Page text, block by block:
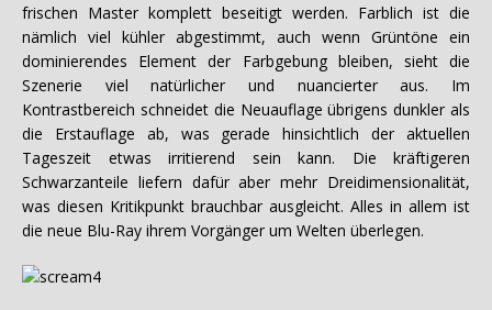
frischen Master komplett beseitigt werden. Farblich ist die
nämlich viel kühler abgestimmt, auch wenn Grüntöne ein
dominierendes Element der Farbgebung bleiben, sieht die
Szenerie viel natürlicher und nuancierter aus. Im
Kontrastbereich schneidet die Neuauflage übrigens dunkler als
die Erstauflage ab, was gerade hinsichtlich der aktuellen
Tageszeit etwas irritierend sein kann. Die kräftigeren
Schwarzanteile liefern dafür aber mehr Dreidimensionalität,
was diesen Kritikpunkt brauchbar ausgleicht. Alles in allem ist
die neue Blu-Ray ihrem Vorgänger um Welten überlegen.